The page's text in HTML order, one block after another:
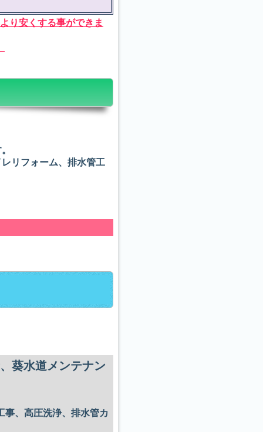
り安くする事ができま
リフォーム、排水管工
葵水道メンテナン
事、高圧洗浄、排水管カ